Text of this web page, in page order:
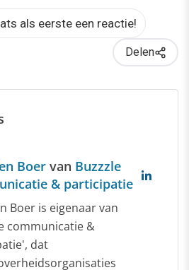
als eerste een reactie!
Delen
Boer van Buzzzle
& participatie
Boer is eigenaar van
communicatie &
dat